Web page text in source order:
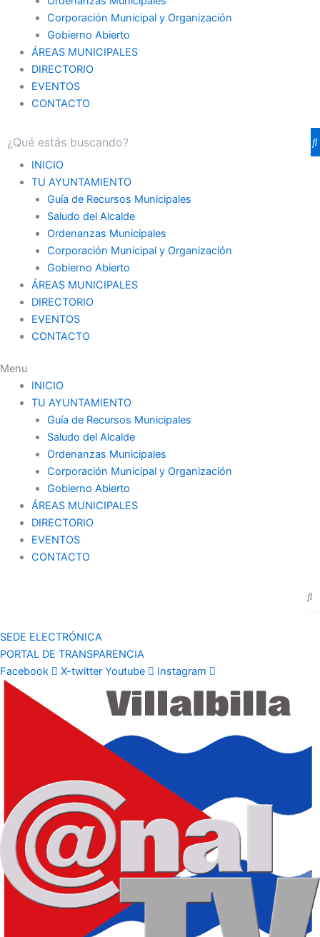
Corporación Municipal y Organización
Gobierno Abierto
ÁREAS MUNICIPALES
DIRECTORIO
EVENTOS
CONTACTO
INICIO
TU AYUNTAMIENTO
Guía de Recursos Municipales
Saludo del Alcalde
Ordenanzas Municipales
Corporación Municipal y Organización
Gobierno Abierto
ÁREAS MUNICIPALES
DIRECTORIO
EVENTOS
CONTACTO
Menu
INICIO
TU AYUNTAMIENTO
Guía de Recursos Municipales
Saludo del Alcalde
Ordenanzas Municipales
Corporación Municipal y Organización
Gobierno Abierto
ÁREAS MUNICIPALES
DIRECTORIO
EVENTOS
CONTACTO
SEDE ELECTRÓNICA
PORTAL DE TRANSPARENCIA
Facebook
X-twitter Youtube Instagram